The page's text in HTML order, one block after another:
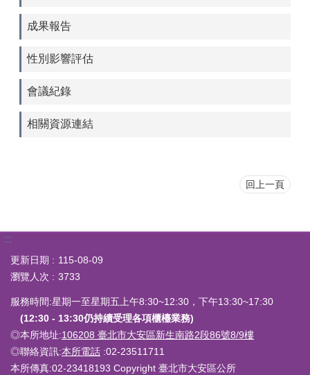
成果報告
性別影響評估
會議紀錄
相關資源連結
回上一頁
:::
更新日期
115-08-09
瀏覽人次
3733
服務時間:星期一至星期五上午8:30~12:30，下午13:30~17:30
(12:30 - 13:30仍持續受理各項櫃檯業務)
◎本所地址:106208 臺北市大安區新生南路2段86號8/9樓
◎聯絡資訊:本所電話 :02-23511711
本所傳真:02-23418193 Copyright 臺北市大安區公所